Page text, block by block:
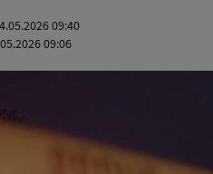
09:40
09:06